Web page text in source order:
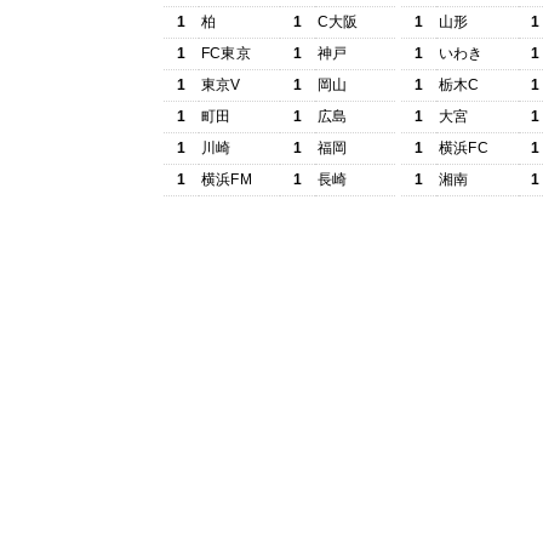
1
柏 1
C大阪
1
FC東京 1
神戸
1
東京V 1
岡山
1
町田 1
広島
1
川崎 1
福岡
1
横浜FM 1 長崎
1
山形
1
1
いわき
1
1
栃木C
1
1
大宮
1
1
横浜FC
1
1
湘南 1